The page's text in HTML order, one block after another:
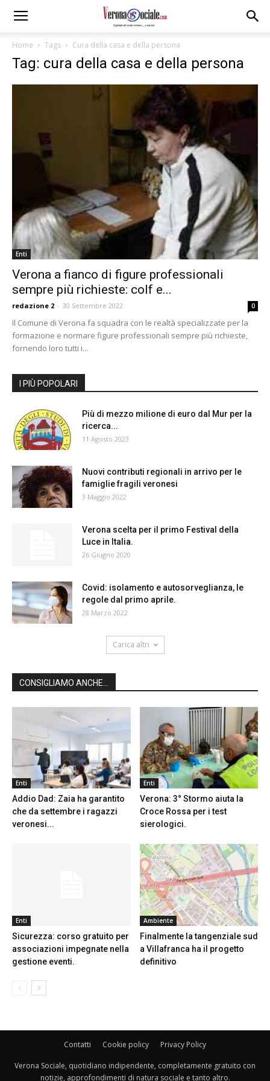
Home Tags Cura della casa e della persona
Tag: cura della casa e della persona
Enti
Verona a fianco di figure professionali
sempre più richieste: colf e...
redazione 2 - 30 Settembre 2022 0
Il Comune di Verona fa squadra con le realtà specializzate per la
formazione e normare figure professionali sempre più richieste,
fornendo loro tutti i...
I PIÙ POPOLARI
Più di mezzo milione di euro dal Mur per la
ricerca...
11 Agosto 2023
Nuovi contributi regionali in arrivo per le
famiglie fragili veronesi
3 Maggio 2022
Verona scelta per il primo Festival della
Luce in Italia.
26 Giugno 2020
Covid: isolamento e autosorveglianza, le
regole dal primo aprile.
28 Marzo 2022
Carica altri
CONSIGLIAMO ANCHE...
Enti
Addio Dad: Zaia ha garantito
che da settembre i ragazzi
veronesi...
Enti
Verona: 3° Stormo aiuta la
Croce Rossa per i test
sierologici.
Enti
Sicurezza: corso gratuito per
associazioni impegnate nella
gestione eventi.
Ambiente
Finalmente la tangenziale sud
a Villafranca ha il progetto
definitivo
Contatti Cookie policy Privacy Policy
Verona Sociale, quotidiano indipendente, completamente gratuito con
notizie, approfondimenti di natura sociale e tanto altro.